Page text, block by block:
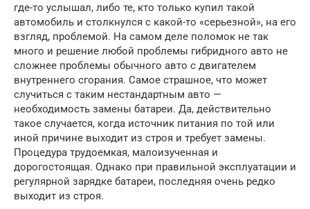
где-то услышал, либо те, кто только купил такой
автомобиль и столкнулся с какой-то «серьезной», на его
взгляд, проблемой. На самом деле поломок не так
много и решение любой проблемы гибридного авто не
сложнее проблемы обычного авто с двигателем
внутреннего сгорания. Самое страшное, что может
случиться с таким нестандартным авто —
необходимость замены батареи. Да, действительно
такое случается, когда источник питания по той или
иной причине выходит из строя и требует замены.
Процедура трудоемкая, малоизученная и
дорогостоящая. Однако при правильной эксплуатации и
регулярной зарядке батареи, последняя очень редко
выходит из строя.